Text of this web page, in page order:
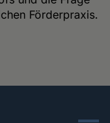
Förderpraxis.